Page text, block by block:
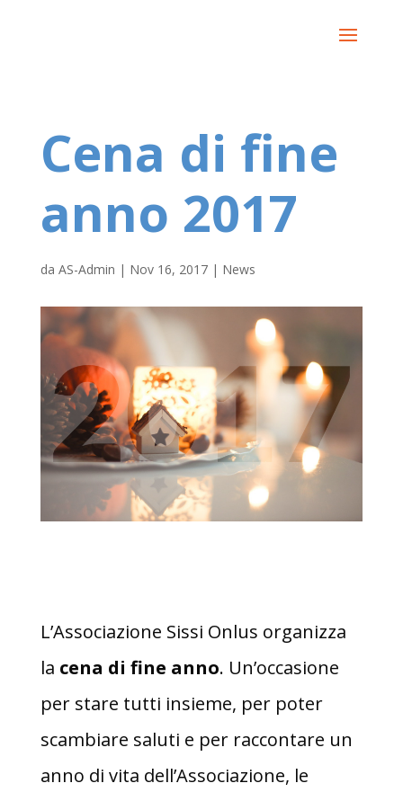
Cena di fine
anno 2017
da AS-Admin | Nov 16, 2017| News
L’Associazione Sissi Onlus organizza
la cena di fine anno. Un’occasione
per stare tutti insieme, per poter
scambiare saluti e per raccontare un
anno di vita dell’Associazione, le